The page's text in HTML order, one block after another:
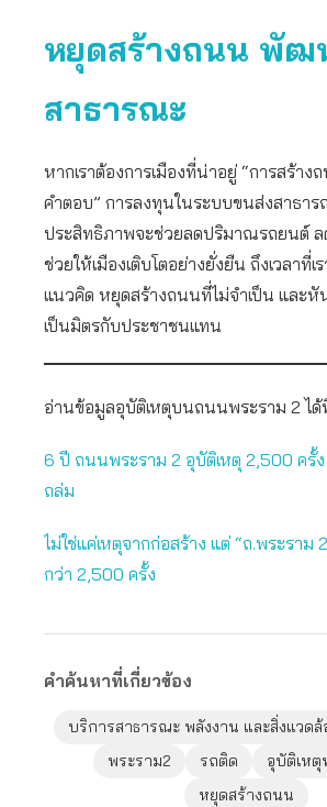
หยุดสร้างถนน พัฒ
สาธารณะ
หากเราต้องการเมืองที่น่าอยู่ “การสร้าง
คำตอบ” การลงทุนในระบบขนส่งสาธา
ประสิทธิภาพจะช่วยลดปริมาณรถยนต์ ล
ช่วยให้เมืองเติบโตอย่างยั่งยืน ถึงเวลาที่เ
แนวคิด หยุดสร้างถนนที่ไม่จำเป็น และหั
เป็นมิตรกับประชาชนแทน
อ่านข้อมูลอุบัติเหตุบนถนนพระราม 2 ได้
6 ปี ถนนพระราม 2 อุบัติเหตุ 2,500 ครั้ง
ถล่ม
ไม่ใช่แค่เหตุจากก่อสร้าง แต่ “ถ.พระราม
กว่า 2,500 ครั้ง
คำค้นหาที่เกี่ยวข้อง
บริการสาธารณะ พลังงาน และสิ่งแวดล้
พระราม2
รถติด
อุบัติเหตุ
หยุดสร้างถนน